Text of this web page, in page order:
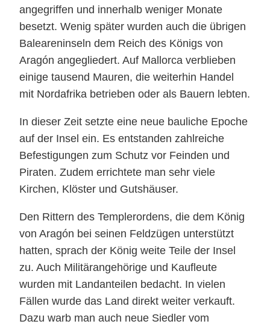
angegriffen und innerhalb weniger Monate
besetzt. Wenig später wurden auch die übrigen
Baleareninseln dem Reich des Königs von
Aragón angegliedert. Auf Mallorca verblieben
einige tausend Mauren, die weiterhin Handel
mit Nordafrika betrieben oder als Bauern lebten.
In dieser Zeit setzte eine neue bauliche Epoche
auf der Insel ein. Es entstanden zahlreiche
Befestigungen zum Schutz vor Feinden und
Piraten. Zudem errichtete man sehr viele
Kirchen, Klöster und Gutshäuser.
Den Rittern des Templerordens, die dem König
von Aragón bei seinen Feldzügen unterstützt
hatten, sprach der König weite Teile der Insel
zu. Auch Militärangehörige und Kaufleute
wurden mit Landanteilen bedacht. In vielen
Fällen wurde das Land direkt weiter verkauft.
Dazu warb man auch neue Siedler vom